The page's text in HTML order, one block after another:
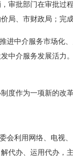
审批部门在审批过
局、市财政局；完
中介服务市场化、
中介服务发展活力
作为一项新的改
利用网络、电视、
代办、运用代办，